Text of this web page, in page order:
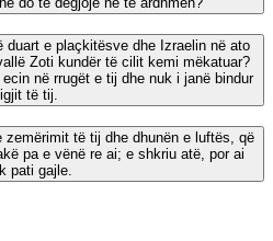
duart e plaçkitësve dhe Izraelin në ato
Zoti kundër të cilit kemi mëkatuar?
në rrugët e tij dhe nuk i janë bindur
ligjit të tij.
zemërimit të tij dhe dhunën e luftës, që
pa e vënë re ai; e shkriu atë, por ai
pati gajle.